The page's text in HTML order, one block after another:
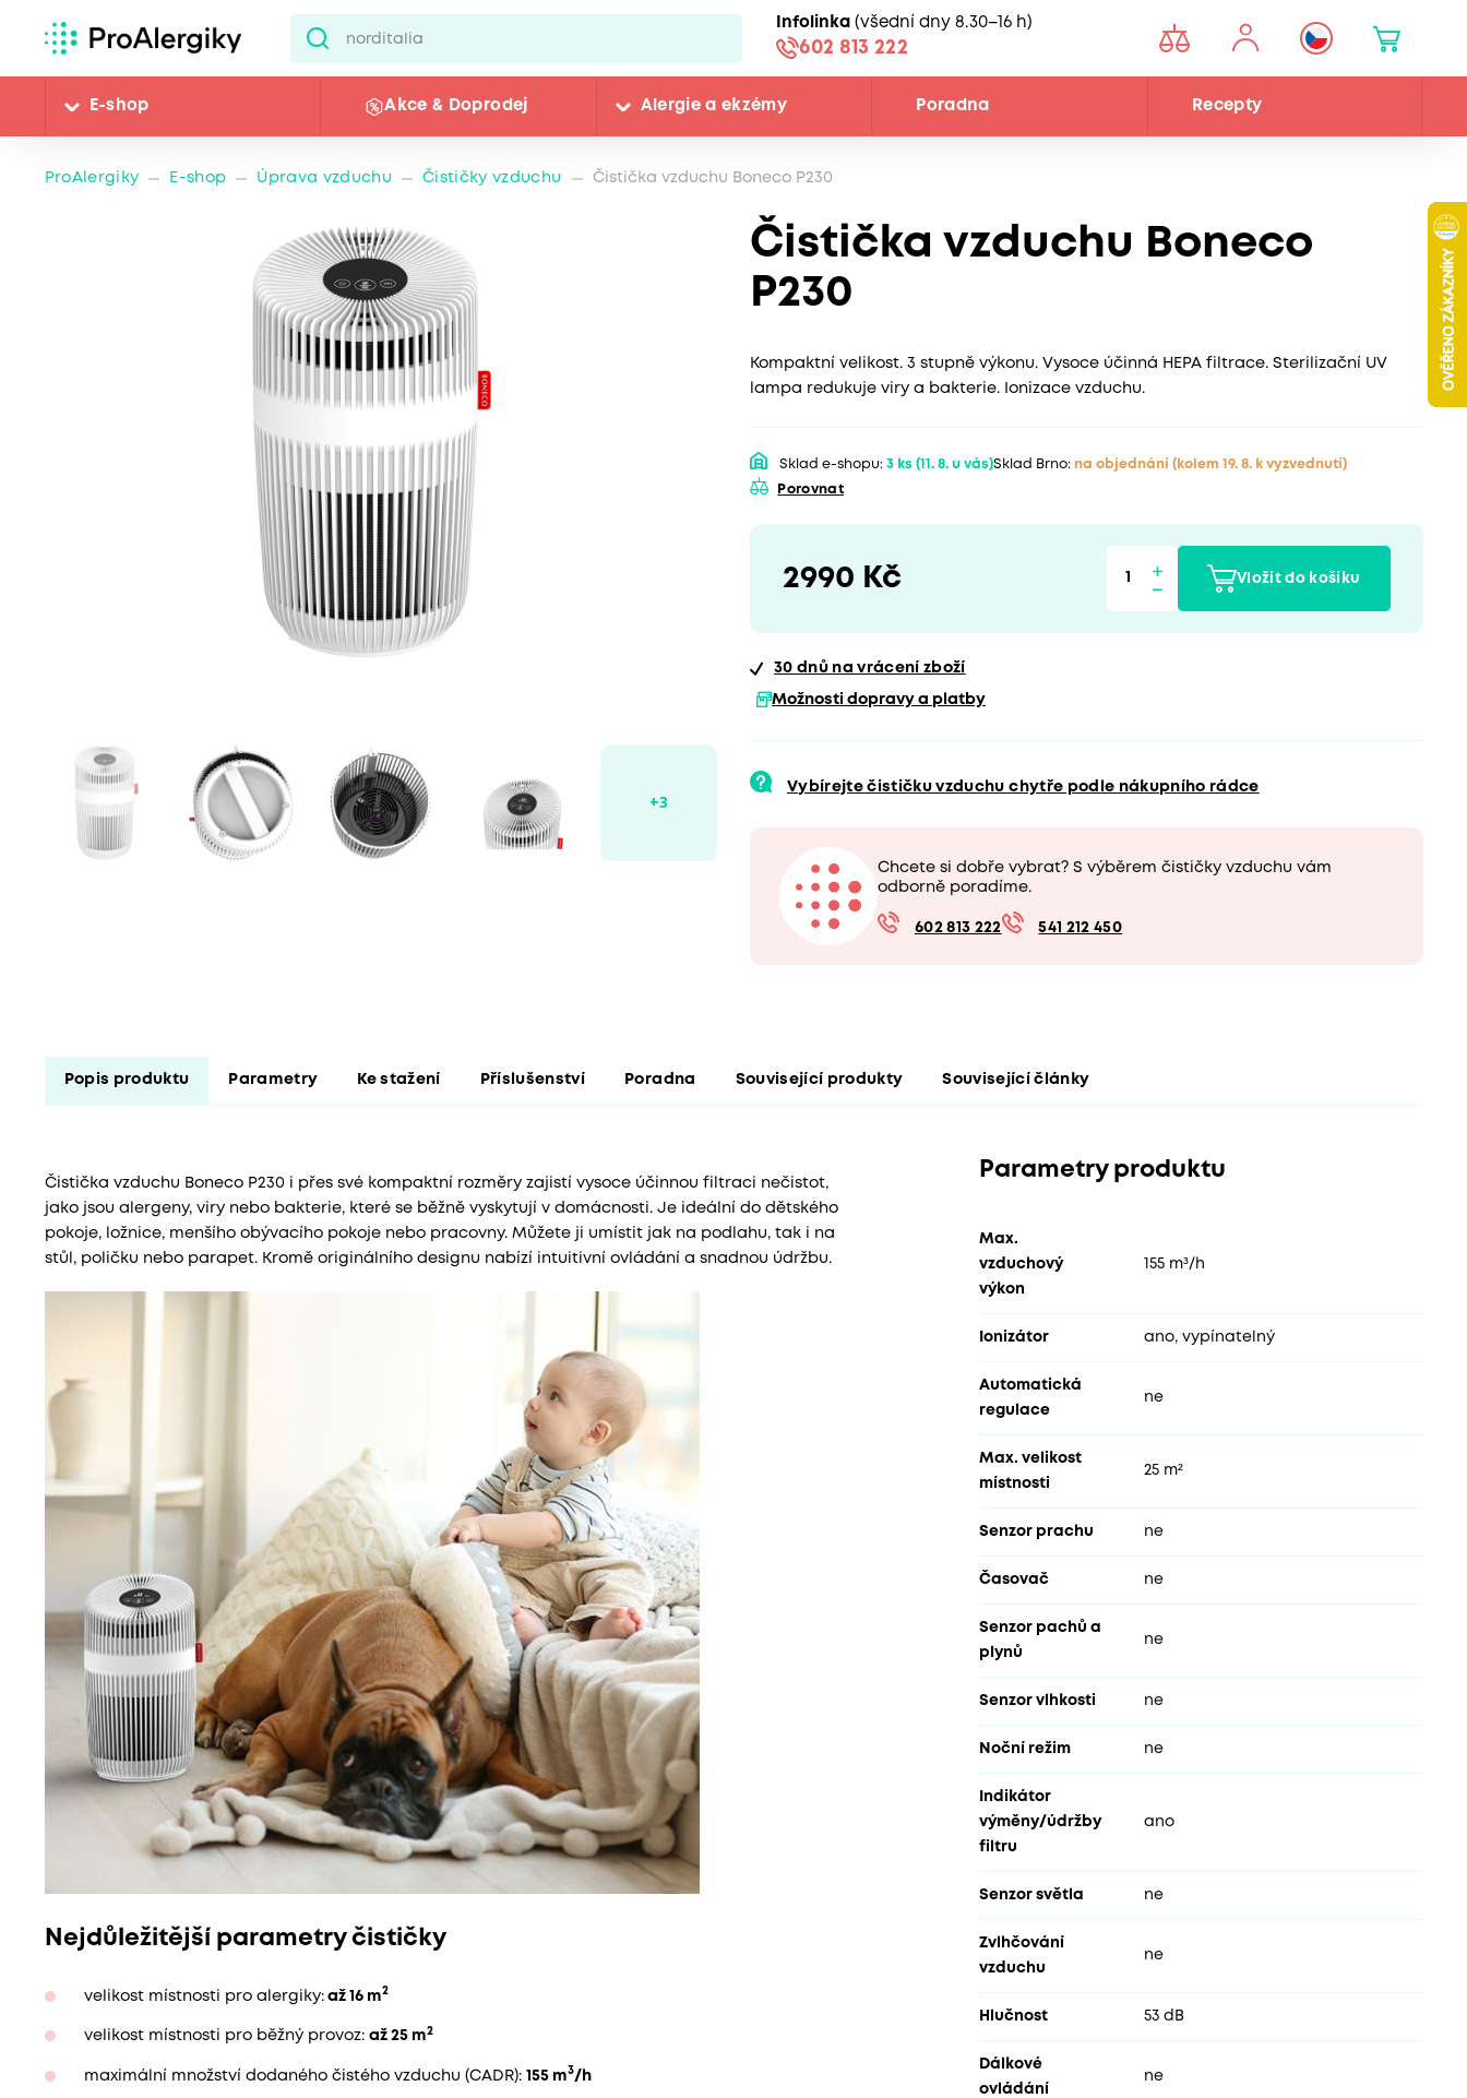
Infolinka (všední dny 8.30–16 h)
602 813 222
E-shop Akce & Doprodej Alergie a ekzémy Poradna Recepty
ProAlergiky E-shop Úprava vzduchu Čističky vzduchu Čistička vzduchu Boneco P230
Čistička vzduchu Boneco
P230
Kompaktní velikost. 3 stupně výkonu. Vysoce účinná HEPA filtrace. Sterilizační UV
lampa redukuje viry a bakterie. Ionizace vzduchu.
Sklad e-shopu: 3 ks (11. 8. u vás)Sklad Brno: na objednání (kolem 19. 8. k vyzvednutí)
Porovnat
2990 Kč Vložit do košíku
30 dnů na vrácení zboží
Možnosti dopravy a platby
Vybírejte čističku vzduchu chytře podle nákupního rádce
Chcete si dobře vybrat? S výběrem čističky vzduchu vám
odborně poradíme.
602 813 222 541 212 450
Popis produktu Parametry Ke stažení Příslušenství Poradna Související produkty Související články
Čistička vzduchu Boneco P230 i přes své kompaktní rozměry zajistí vysoce účinnou filtraci nečistot,
jako jsou alergeny, viry nebo bakterie, které se běžně vyskytují v domácnosti. Je ideální do dětského
pokoje, ložnice, menšího obývacího pokoje nebo pracovny. Můžete ji umístit jak na podlahu, tak i na
stůl, poličku nebo parapet. Kromě originálního designu nabízí intuitivní ovládání a snadnou údržbu.
Nejdůležitější parametry čističky
velikost místnosti pro alergiky:až 16 m2
velikost místnosti pro běžný provoz: až 25 m2
maximální množství dodaného čistého vzduchu (CADR): 155 m3/h
Parametry produktu
Max.
vzduchový
výkon
155 m³/h
Ionizátor ano, vypínatelný
Automatická
regulace
ne
Max. velikost
místnosti
25 m²
Senzor prachu ne
Časovač ne
Senzor pachů a
plynů
ne
Senzor vlhkosti ne
Noční režim ne
Indikátor
výměny/údržby
filtru
ano
Senzor světla ne
Zvlhčování
vzduchu
ne
Hlučnost 53 dB
Dálkové
ovládání
ne